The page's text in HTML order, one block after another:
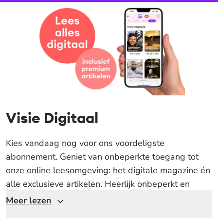
Visie Digitaal
Kies vandaag nog voor ons voordeligste
abonnement. Geniet van onbeperkte toegang tot
onze online leesomgeving: het digitale magazine én
alle exclusieve artikelen. Heerlijk onbeperkt en
rustig lezen, op je telefoon, tablet of computer.
Meer lezen